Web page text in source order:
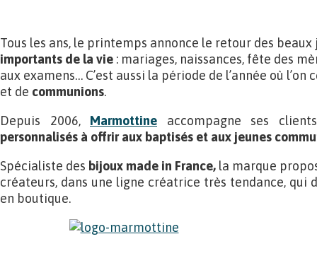
Tous les ans, le printemps annonce le retour des
importants de la vie : mariages, naissances, fête des
aux examens… C’est aussi la période de l’année où
et de communions.
Depuis 2006, Marmottine accompagne ses
personnalisés à offrir aux baptisés et aux jeunes
Spécialiste des bijoux made in France, la marque
créateurs, dans une ligne créatrice très tendance, qui
en boutique.